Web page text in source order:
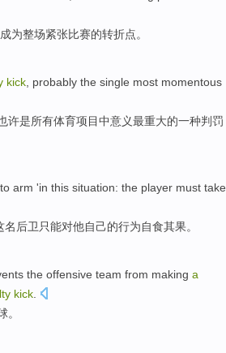
成为整场紧张比赛的转折点。
kick probably the single most momentous
许是所有体育项目中意义最重大的一种判罚
to arm 'in this situation: the player must take
名后卫只能对他自己的行为自食其果。
the offensive team from making a
kick
。